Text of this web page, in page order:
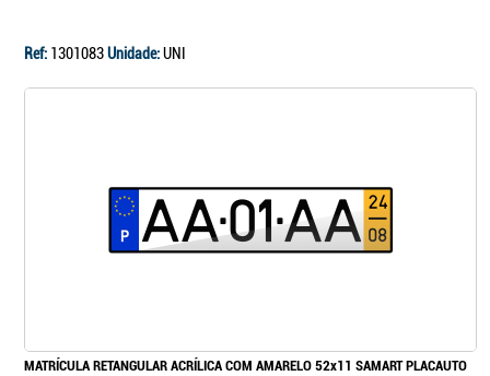
Ref: 1301083Unidade:UNI
MATRÍCULA RETANGULAR ACRÍLICA COM AMARELO 52x11 SAMART PLACAUTO